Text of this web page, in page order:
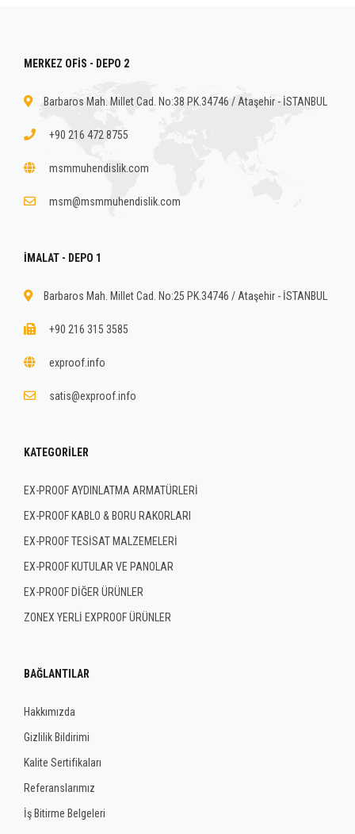
MERKEZ OFİS - DEPO 2
Barbaros Mah. Millet Cad. No:38 PK.34746 / Ataşehir - İSTANBUL
+90 216 472 8755
msmmuhendislik.com
msm@msmmuhendislik.com
İMALAT - DEPO 1
Barbaros Mah. Millet Cad. No:25 PK.34746 / Ataşehir - İSTANBUL
+90 216 315 3585
exproof.info
satis@exproof.info
KATEGORILER
EX-PROOF AYDINLATMA ARMATÜRLERİ
EX-PROOF KABLO & BORU RAKORLARI
EX-PROOF TESİSAT MALZEMELERİ
EX-PROOF KUTULAR VE PANOLAR
EX-PROOF DİĞER ÜRÜNLER
ZONEX YERLİ EXPROOF ÜRÜNLER
BAĞLANTILAR
Hakkımızda
Gizlilik Bildirimi
Kalite Sertifikaları
Referanslarımız
İş Bitirme Belgeleri